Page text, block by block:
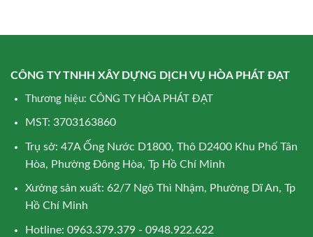
CÔNG TY TNHH XÂY DỰNG DỊCH VỤ HÒA PHÁT ĐẠT
Thương hiệu: CÔNG TY HÒA PHÁT ĐẠT
MST: 3703163860
Trụ sở: 47A Ống Nước D1800, Thô D2400 Khu Phố Tân
Hòa, Phường Đông Hòa, Tp Hồ Chí Minh
Xưởng sản xuất: 62/7 Ngô Thì Nhậm, Phường Dĩ An, Tp
Hồ Chí Minh
Hotline: 0963.379.379 - 0948.922.622